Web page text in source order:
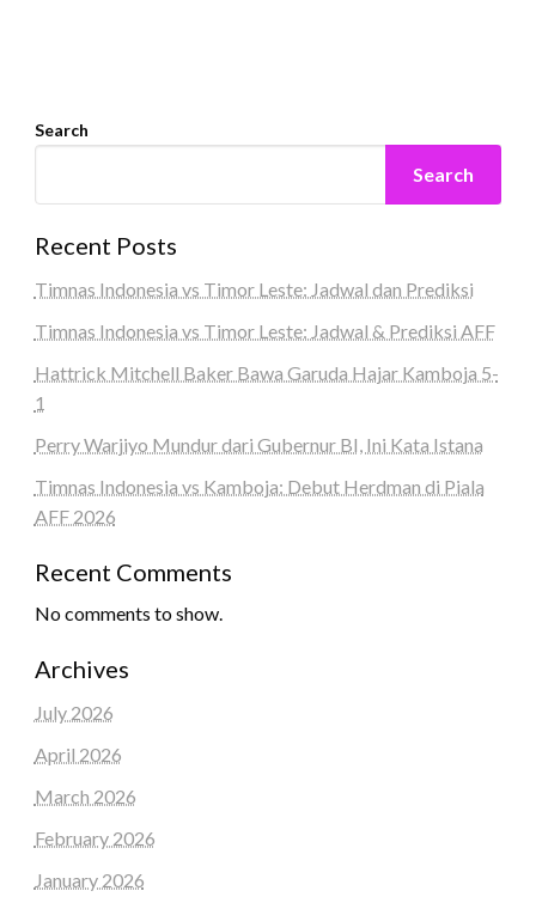
Search
Search
Recent Posts
Timnas Indonesia vs Timor Leste: Jadwal dan Prediksi
Timnas Indonesia vs Timor Leste: Jadwal & Prediksi AFF
Hattrick Mitchell Baker Bawa Garuda Hajar Kamboja 5-
1
Perry Warjiyo Mundur dari Gubernur BI, Ini Kata Istana
Timnas Indonesia vs Kamboja: Debut Herdman di Piala
AFF 2026
Recent Comments
No comments to show.
Archives
July 2026
April 2026
March 2026
February 2026
January 2026